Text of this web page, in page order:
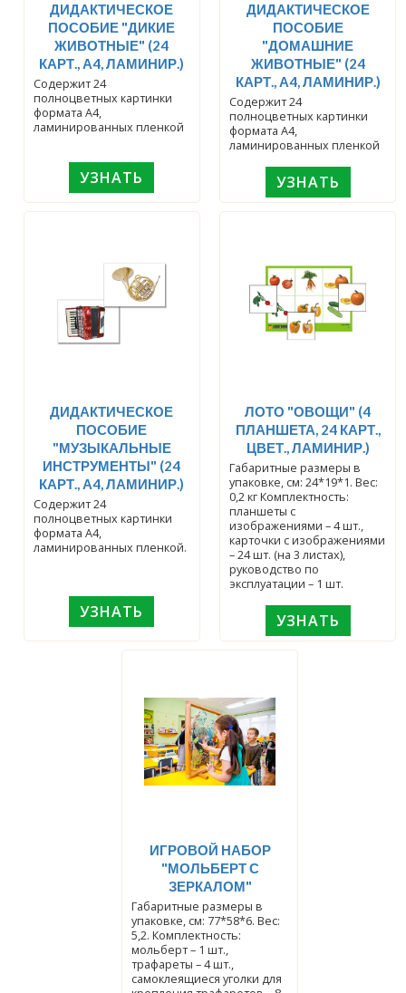
ДИДАКТИЧЕСКОЕ
ПОСОБИЕ "ДИКИЕ
ЖИВОТНЫЕ" (24
КАРТ., А4, ЛАМИНИР.)
Содержит 24
полноцветных картинки
формата А4,
ламинированных пленкой
УЗНАТЬ
ДИДАКТИЧЕСКОЕ
ПОСОБИЕ
"ДОМАШНИЕ
ЖИВОТНЫЕ" (24
КАРТ., А4, ЛАМИНИР.)
Содержит 24
полноцветных картинки
формата А4,
ламинированных пленкой
УЗНАТЬ
ДИДАКТИЧЕСКОЕ
ПОСОБИЕ
"МУЗЫКАЛЬНЫЕ
ИНСТРУМЕНТЫ" (24
КАРТ., А4, ЛАМИНИР.)
Содержит 24
полноцветных картинки
формата А4,
ламинированных пленкой.
УЗНАТЬ
ЛОТО "ОВОЩИ" (4
ПЛАНШЕТА, 24 КАРТ.,
ЦВЕТ., ЛАМИНИР.)
Габаритные размеры в
упаковке, см: 24*19*1. Вес:
0,2 кг Комплектность:
планшеты с
изображениями – 4 шт.,
карточки с изображениями
– 24 шт. (на 3 листах),
руководство по
эксплуатации – 1 шт.
УЗНАТЬ
ИГРОВОЙ НАБОР
"МОЛЬБЕРТ С
ЗЕРКАЛОМ"
Габаритные размеры в
упаковке, см: 77*58*6. Вес:
5,2. Комплектность:
мольберт – 1 шт.,
трафареты – 4 шт.,
самоклеящиеся уголки для